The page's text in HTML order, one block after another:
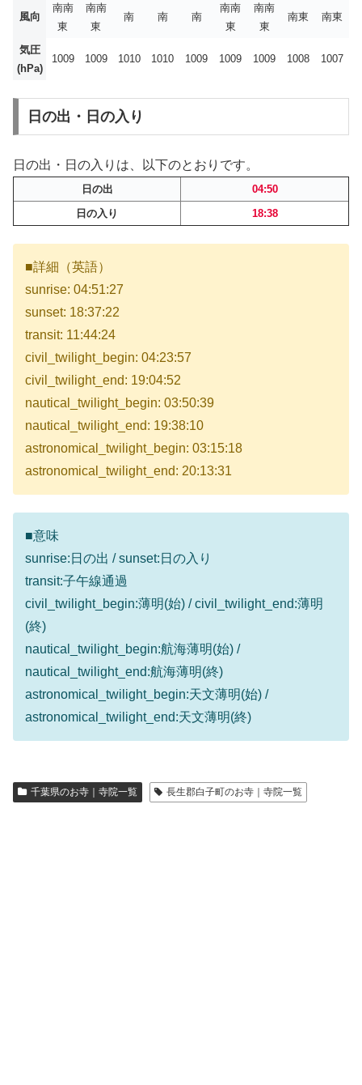
風向
南南
東
南南
東
南 南 南
南南
東
南南
東
南東 南東
気圧
(hPa)
1009 1009 1010 1010 1009 1009 1009 1008 1007
日の出・日の入り
日の出・日の入りは、以下のとおりです。
日の出
04:50
日の入り
18:38
■詳細（英語）
sunrise: 04:51:27
sunset: 18:37:22
transit: 11:44:24
civil_twilight_begin: 04:23:57
civil_twilight_end: 19:04:52
nautical_twilight_begin: 03:50:39
nautical_twilight_end: 19:38:10
astronomical_twilight_begin: 03:15:18
astronomical_twilight_end: 20:13:31
■意味
sunrise:日の出 / sunset:日の入り
transit:子午線通過
civil_twilight_begin:薄明(始) / civil_twilight_end:薄明
(終)
nautical_twilight_begin:航海薄明(始) /
nautical_twilight_end:航海薄明(終)
astronomical_twilight_begin:天文薄明(始) /
astronomical_twilight_end:天文薄明(終)
千葉県のお寺｜寺院一覧 長生郡白子町のお寺｜寺院一覧